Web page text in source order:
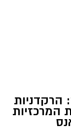
הרקדניות
המרכזיות